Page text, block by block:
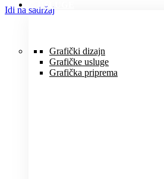
Idi na sadržajUSLUGE
Grafički dizajn
Grafičke usluge
Grafička priprema